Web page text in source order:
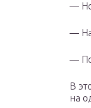
—
—
—
В
на